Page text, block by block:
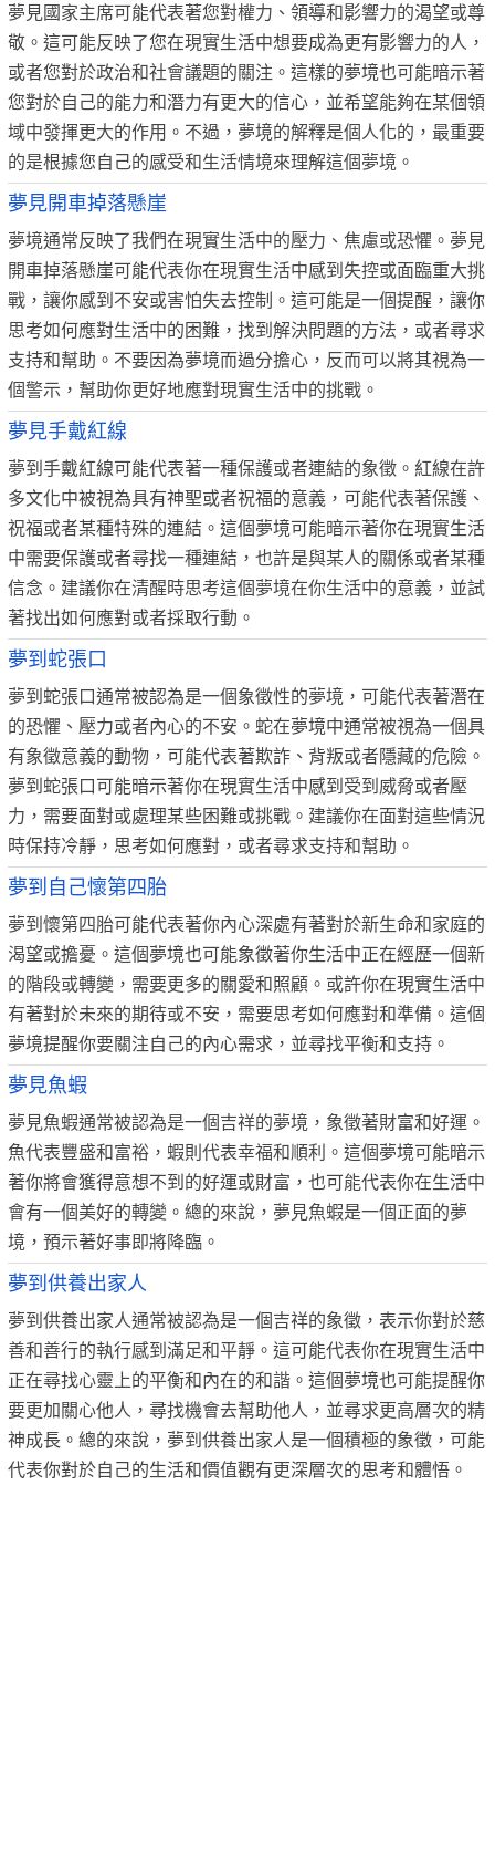
夢見國家主席可能代表著您對權力、領導和影響力的渴望或尊
敬。這可能反映了您在現實生活中想要成為更有影響力的人，
或者您對於政治和社會議題的關注。這樣的夢境也可能暗示著
您對於自己的能力和潛力有更大的信心，並希望能夠在某個領
域中發揮更大的作用。不過，夢境的解釋是個人化的，最重要
的是根據您自己的感受和生活情境來理解這個夢境。
夢見開車掉落懸崖
夢境通常反映了我們在現實生活中的壓力、焦慮或恐懼。夢見
開車掉落懸崖可能代表你在現實生活中感到失控或面臨重大挑
戰，讓你感到不安或害怕失去控制。這可能是一個提醒，讓你
思考如何應對生活中的困難，找到解決問題的方法，或者尋求
支持和幫助。不要因為夢境而過分擔心，反而可以將其視為一
個警示，幫助你更好地應對現實生活中的挑戰。
夢見手戴紅線
夢到手戴紅線可能代表著一種保護或者連結的象徵。紅線在許
多文化中被視為具有神聖或者祝福的意義，可能代表著保護、
祝福或者某種特殊的連結。這個夢境可能暗示著你在現實生活
中需要保護或者尋找一種連結，也許是與某人的關係或者某種
信念。建議你在清醒時思考這個夢境在你生活中的意義，並試
著找出如何應對或者採取行動。
夢到蛇張口
夢到蛇張口通常被認為是一個象徵性的夢境，可能代表著潛在
的恐懼、壓力或者內心的不安。蛇在夢境中通常被視為一個具
有象徵意義的動物，可能代表著欺詐、背叛或者隱藏的危險。
夢到蛇張口可能暗示著你在現實生活中感到受到威脅或者壓
力，需要面對或處理某些困難或挑戰。建議你在面對這些情況
時保持冷靜，思考如何應對，或者尋求支持和幫助。
夢到自己懷第四胎
夢到懷第四胎可能代表著你內心深處有著對於新生命和家庭的
渴望或擔憂。這個夢境也可能象徵著你生活中正在經歷一個新
的階段或轉變，需要更多的關愛和照顧。或許你在現實生活中
有著對於未來的期待或不安，需要思考如何應對和準備。這個
夢境提醒你要關注自己的內心需求，並尋找平衡和支持。
夢見魚蝦
夢見魚蝦通常被認為是一個吉祥的夢境，象徵著財富和好運。
魚代表豐盛和富裕，蝦則代表幸福和順利。這個夢境可能暗示
著你將會獲得意想不到的好運或財富，也可能代表你在生活中
會有一個美好的轉變。總的來說，夢見魚蝦是一個正面的夢
境，預示著好事即將降臨。
夢到供養出家人
夢到供養出家人通常被認為是一個吉祥的象徵，表示你對於慈
善和善行的執行感到滿足和平靜。這可能代表你在現實生活中
正在尋找心靈上的平衡和內在的和諧。這個夢境也可能提醒你
要更加關心他人，尋找機會去幫助他人，並尋求更高層次的精
神成長。總的來說，夢到供養出家人是一個積極的象徵，可能
代表你對於自己的生活和價值觀有更深層次的思考和體悟。